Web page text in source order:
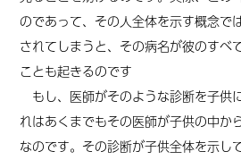
のであって、その人全体を示す概念で
されてしまうと、その病名が彼のすべ
ことも起きるのです
もし、医師がそのような診断を子供
れはあくまでもその医師が子供の中か
なのです。その診断が子供全体を示し